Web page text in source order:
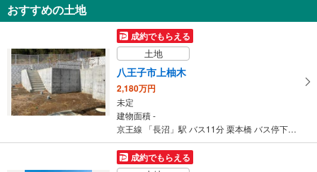
5,280万円
3SLDK
建物面積 108.12m
京王線 「長沼」駅 徒歩8分
おすすめの土地
成約でもらえる
土地
八王子市上柚木
2,180万円
未定
建物面積 -
京王線 「長沼」駅 バス11分 栗本橋 バス停下車 徒歩8分
成約でもらえる